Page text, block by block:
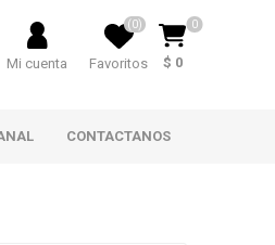
Mi cuenta Favoritos
(0) 0
$ 0
CONTACTANOS